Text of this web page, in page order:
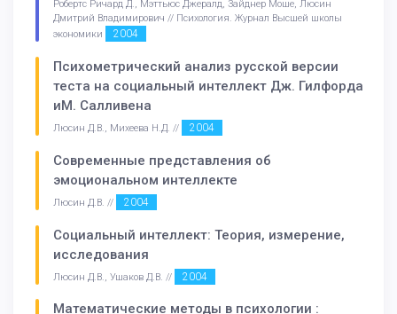
Робертс Ричард Д., Мэттьюс Джералд, Зайднер Моше, Люсин
Дмитрий Владимирович // Психология. Журнал Высшей школы
экономики
2004
Психометрический анализ русской версии
теста на социальный интеллект Дж. Гилфорда
иМ. Салливена
Люсин Д.В., Михеева Н.Д. // 2004
Современные представления об
эмоциональном интеллекте
Люсин Д.В. // 2004
Социальный интеллект: Теория, измерение,
исследования
Люсин Д.В., Ушаков Д.В. // 2004
Математические методы в психологии :